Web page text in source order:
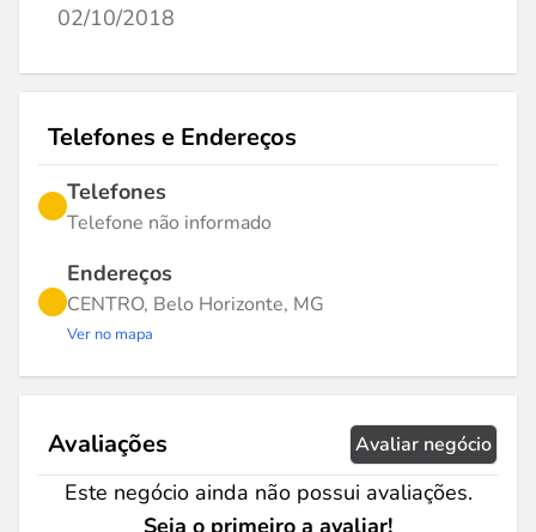
02/10/2018
Telefones e Endereços
Telefones
Telefone não informado
Endereços
CENTRO, Belo Horizonte, MG
Ver no mapa
Avaliações Avaliar negócio
Este negócio ainda não possui avaliações.
Seja o primeiro a avaliar!